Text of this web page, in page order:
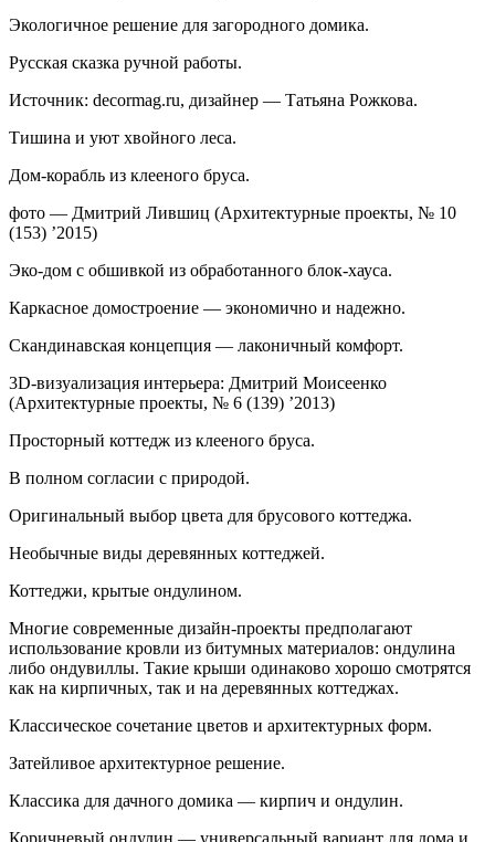
Экологичное решение для загородного домика.
Русская сказка ручной работы.
Источник: decormag.ru, дизайнер — Татьяна Рожкова.
Тишина и уют хвойного леса.
Дом-корабль из клееного бруса.
фото — Дмитрий Лившиц (Архитектурные проекты, № 10
(153) ’2015)
Эко-дом с обшивкой из обработанного блок-хауса.
Каркасное домостроение — экономично и надежно.
Скандинавская концепция — лаконичный комфорт.
3D-визуализация интерьера: Дмитрий Моисеенко
(Архитектурные проекты, № 6 (139) ’2013)
Просторный коттедж из клееного бруса.
В полном согласии с природой.
Оригинальный выбор цвета для брусового коттеджа.
Необычные виды деревянных коттеджей.
Коттеджи, крытые ондулином.
Многие современные дизайн-проекты предполагают
использование кровли из битумных материалов: ондулина
либо ондувиллы. Такие крыши одинаково хорошо смотрятся
как на кирпичных, так и на деревянных коттеджах.
Классическое сочетание цветов и архитектурных форм.
Затейливое архитектурное решение.
Классика для дачного домика — кирпич и ондулин.
Коричневый ондулин — универсальный вариант для дома и